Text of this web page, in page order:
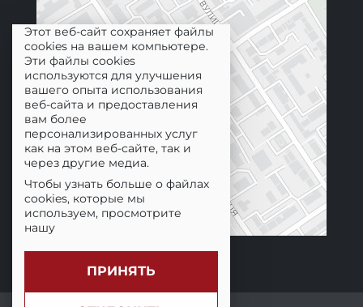
Этот веб-сайт сохраняет файлы
cookies на вашем компьютере.
Эти файлы cookies
используются для улучшения
вашего опыта использования
веб-сайта и предоставления
вам более
персонализированных услуг
как на этом веб-сайте, так и
через другие медиа.
Чтобы узнать больше о файлах
cookies, которые мы
используем, просмотрите
нашу
Мы не будем отслеживать вашу
информацию во время
ПРИНЯТЬ